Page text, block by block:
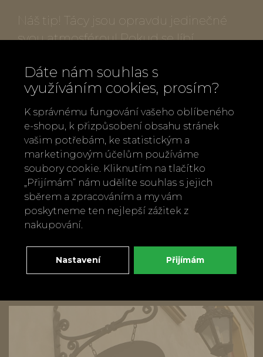
Náš tip! Tácy jsou opravdu jedinečné
svou atmosférou! Pokud se líbí,
Popis produktu:
Rozměry: 32 x 32 cm
Materiál: certifikované březové dřevo,
melaminový povrch
Výrobce: Jamida, Švédsko
Možno mýt v myčce
Zpět
Dáte nám souhlas s
využíváním cookies, prosím?
K správnému fungování vašeho oblíbeného
e-shopu, k přizpůsobení obsahu stránek
vašim potřebám, ke statistickým a
marketingovým účelům používáme
soubory cookie. Kliknutím na tlačítko
„Přijímám“ nám udělíte souhlas s jejich
sběrem a zpracováním a my vám
poskytneme ten nejlepší zážitek z
nakupování.
Nastavení Přijímám